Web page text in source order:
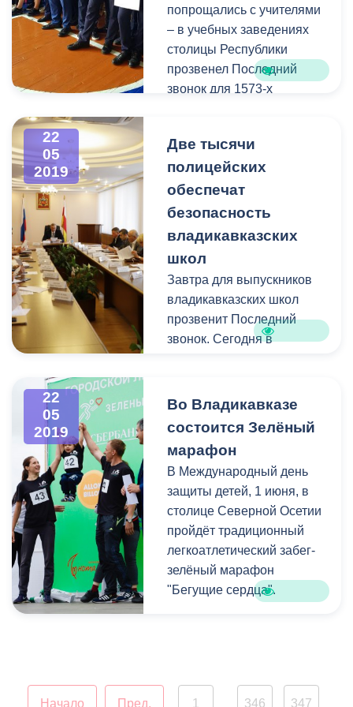
Богдаев.
попрощались с учителями
– в учебных заведениях
столицы Республики
прозвенел Последний
звонок для 1573-х
22
05
2019
Две тысячи
полицейских
обеспечат
безопасность
владикавказских
школ
Завтра для выпускников
владикавказских школ
прозвенит Последний
звонок. Сегодня в
Владикавказ состоялось
комиссии, главной темой
которого стал вопрос
обеспечения
безопасности и
правопорядка в
праздничный день.
22
05
2019
Во Владикавказе
состоится Зелёный
марафон
В Международный день
защиты детей, 1 июня, в
столице Северной Осетии
пройдёт традиционный
легкоатлетический забег-
зелёный марафон
"Бегущие сердца".
Начало Пред.
1
346 347